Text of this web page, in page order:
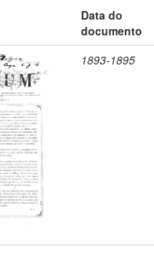
Data do
documento
1893-1895